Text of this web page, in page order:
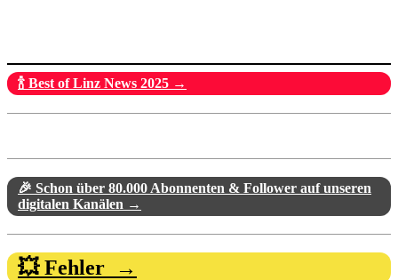
🍾 Best of Linz News 2025 →
🎉 Schon über 80.000 Abonnenten & Follower auf unseren
digitalen Kanälen →
💥 Fehler →